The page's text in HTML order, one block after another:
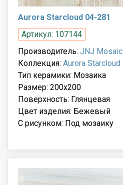
Aurora Starcloud 04-281
Артикул: 107144
Производитель: JNJ Mosaic
Коллекция: Aurora Starcloud
Тип керамики: Мозаика
Размер: 200x200
Поверхность: Глянцевая
Цвет изделия: Бежевый
С рисунком: Под мозаику